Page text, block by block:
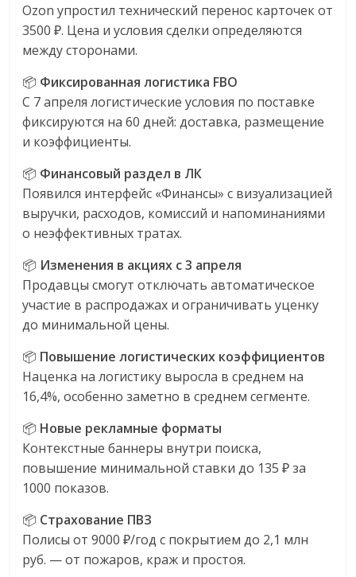
Ozon упростил технический перенос карточек от
3500 ₽. Цена и условия сделки определяются
между сторонами.
📦 Фиксированная логистика FBO
С 7 апреля логистические условия по поставке
фиксируются на 60 дней: доставка, размещение
и коэффициенты.
📦 Финансовый раздел в ЛК
Появился интерфейс «Финансы» с визуализацией
выручки, расходов, комиссий и напоминаниями
о неэффективных тратах.
📦 Изменения в акциях с 3 апреля
Продавцы смогут отключать автоматическое
участие в распродажах и ограничивать уценку
до минимальной цены.
📦 Повышение логистических коэффициентов
Наценка на логистику выросла в среднем на
16,4%, особенно заметно в среднем сегменте.
📦 Новые рекламные форматы
Контекстные баннеры внутри поиска,
повышение минимальной ставки до 135 ₽ за
1000 показов.
📦 Страхование ПВЗ
Полисы от 9000 ₽/год с покрытием до 2,1 млн
руб. — от пожаров, краж и простоя.